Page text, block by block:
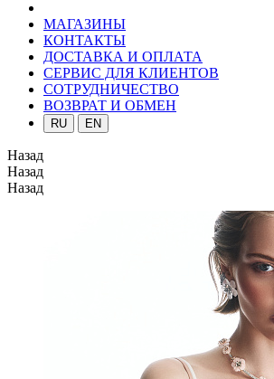
МАГАЗИНЫ
КОНТАКТЫ
ДОСТАВКА И ОПЛАТА
СЕРВИС ДЛЯ КЛИЕНТОВ
СОТРУДНИЧЕСТВО
ВОЗВРАТ И ОБМЕН
RU EN
Назад
Назад
Назад